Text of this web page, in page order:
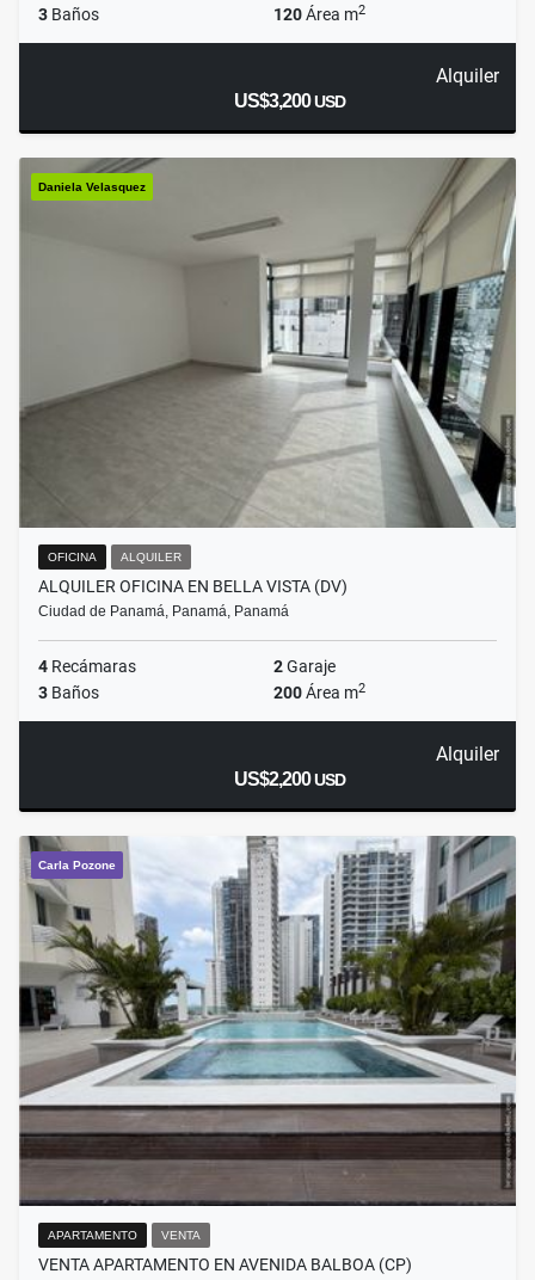
3 Baños 120Área m2
Alquiler
US$3,200USD
Daniela Velasquez
OFICINA ALQUILER
ALQUILER OFICINA EN BELLA VISTA (DV)
Ciudad de Panamá, Panamá, Panamá
4 Recámaras 2Garaje
3 Baños 200Área m2
Alquiler
US$2,200USD
Carla Pozone
APARTAMENTO VENTA
VENTA APARTAMENTO EN AVENIDA BALBOA (CP)